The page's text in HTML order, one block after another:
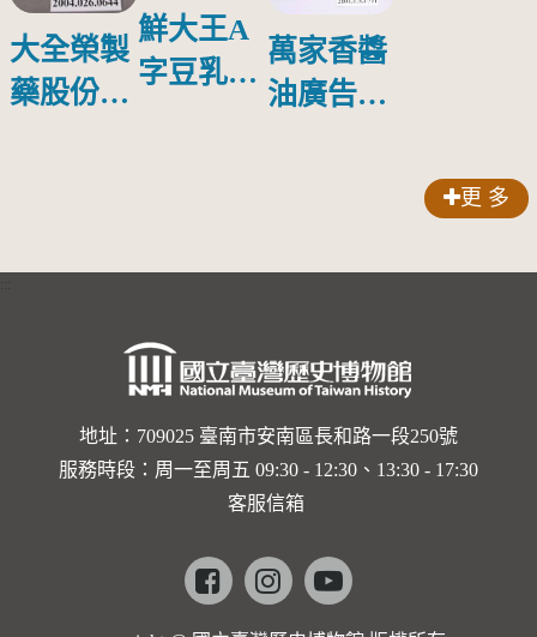
大全榮製
藥股份有
鮮大王A
字豆乳罐
萬家香醬
油廣告塑
更 多
地址：709025 臺南市安南區長和路一段250號
服務時段：周一至周五 09:30 - 12:30、13:30 - 17:30
客服信箱
Facebookinstagramyoutube